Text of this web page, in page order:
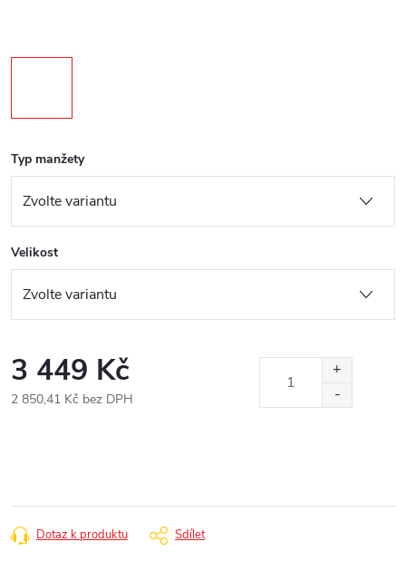
Typ manžety
Velikost
3 449 Kč
2 850,41 Kč bez DPH
Dotaz k produktu Sdílet